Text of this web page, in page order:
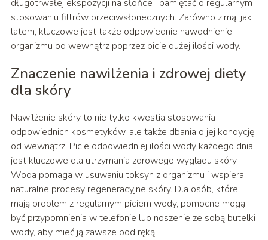
długotrwałej ekspozycji na słońce i pamiętać o regularnym
stosowaniu filtrów przeciwsłonecznych. Zarówno zimą, jak i
latem, kluczowe jest także odpowiednie nawodnienie
organizmu od wewnątrz poprzez picie dużej ilości wody.
Znaczenie nawilżenia i zdrowej diety
dla skóry
Nawilżenie skóry to nie tylko kwestia stosowania
odpowiednich kosmetyków, ale także dbania o jej kondycję
od wewnątrz. Picie odpowiedniej ilości wody każdego dnia
jest kluczowe dla utrzymania zdrowego wyglądu skóry.
Woda pomaga w usuwaniu toksyn z organizmu i wspiera
naturalne procesy regeneracyjne skóry. Dla osób, które
mają problem z regularnym piciem wody, pomocne mogą
być przypomnienia w telefonie lub noszenie ze sobą butelki
wody, aby mieć ją zawsze pod ręką.